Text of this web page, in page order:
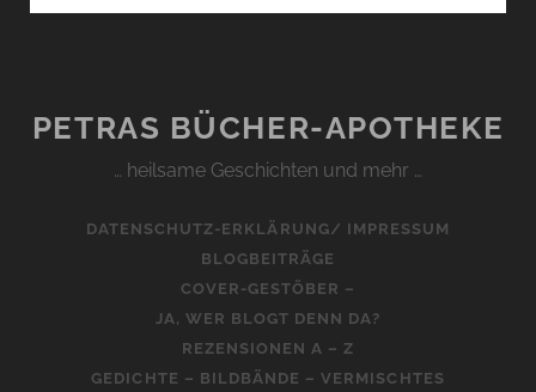
ISABELLA
PETRAS BÜCHER-APOTHEKE
… heilsame Geschichten und mehr …
DATENSCHUTZ-ERKLÄRUNG/ IMPRESSUM
BLOGBEITRÄGE
COVER-GESTÖBER –
JA, WER BLOGT DENN DA?
REZENSIONEN A – Z
GEDICHTE – BILDBÄNDE – VERMISCHTES